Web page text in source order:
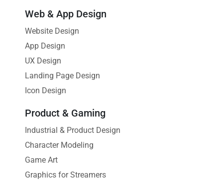
Web & App Design
Website Design
App Design
UX Design
Landing Page Design
Icon Design
Product & Gaming
Industrial & Product Design
Character Modeling
Game Art
Graphics for Streamers